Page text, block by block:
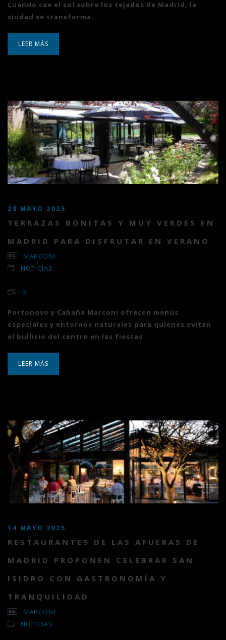
Cuando cae el sol sobre los tejados de Madrid, la
ciudad se transforma.
LEER MÁS
28 MAYO 2025
TERRAZAS BONITAS Y MUY VERDES EN
MADRID PARA DISFRUTAR EN VERANO
MARCONI
NOTICIAS
0
Portonovo y Cabaña Marconi ofrecen menús
especiales y entornos naturales para quienes evitan
el bullicio del centro en las fiestas
LEER MÁS
14 MAYO 2025
RESTAURANTES DE LAS AFUERAS DE
MADRID PROPONEN CELEBRAR SAN
ISIDRO CON GASTRONOMÍA Y
TRANQUILIDAD
MARCONI
NOTICIAS